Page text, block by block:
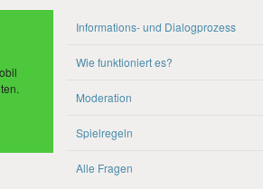
Informations- und Dialogprozess
Wie funktioniert es?
Moderation
Spielregeln
Alle Fragen